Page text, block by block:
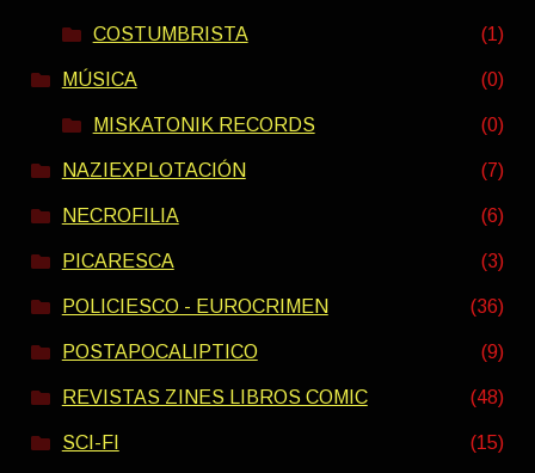
COSTUMBRISTA (1)
MÚSICA (0)
MISKATONIK RECORDS (0)
NAZIEXPLOTACIÓN (7)
NECROFILIA (6)
PICARESCA (3)
POLICIESCO - EUROCRIMEN (36)
POSTAPOCALIPTICO (9)
REVISTAS ZINES LIBROS COMIC (48)
SCI-FI (15)